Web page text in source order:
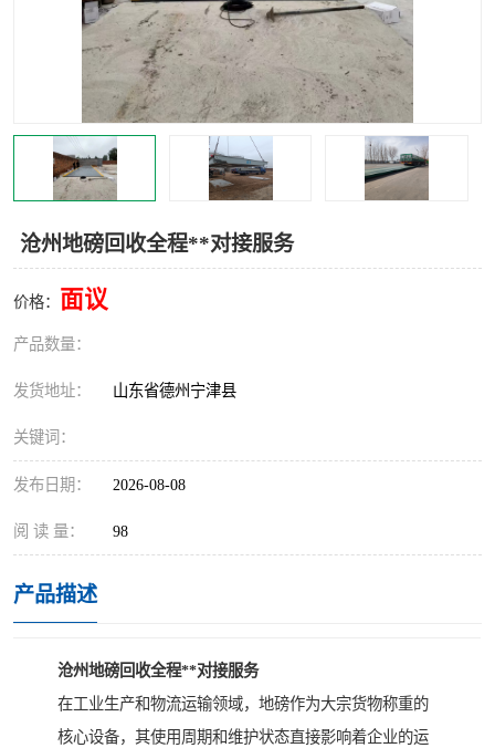
沧州地磅回收全程**对接服务
价格： 面议
产品数量：
发货地址： 山东省德州宁津县
关键词：
发布日期： 2026-08-08
阅 读 量： 98
产品描述
沧州地磅回收全程**对接服务
在工业生产和物流运输领域，地磅作为大宗货物称重的
核心设备，其使用周期和维护状态直接影响着企业的运
冷却塔 食品螺旋塔
木材撕碎机
塑料撕碎机 金属撕碎机